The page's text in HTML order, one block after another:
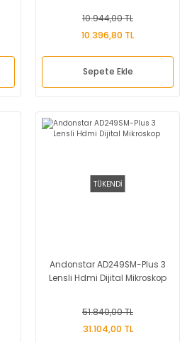
10.944,00 TL
10.396,80 TL
Sepete Ekle
TÜKENDİ
Andonstar AD249SM-Plus 3
Lensli Hdmi Dijital Mikroskop
51.840,00 TL
31.104,00 TL